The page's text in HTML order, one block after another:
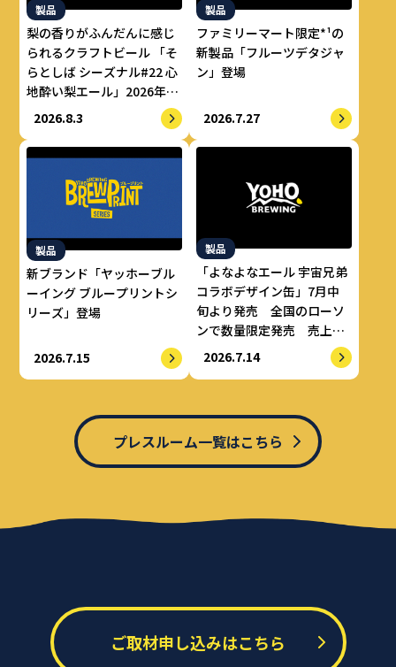
製品
梨の香りがふんだんに感じ
られるクラフトビール 「そ
らとしば シーズナル#22 心
地酔い梨エール」2026年8
月上旬より数量限定で提供
2026.8.3
製品
ファミリーマート限定*¹の
新製品「フルーツデタジャ
ン」登場
2026.7.27
製品
新ブランド「ヤッホーブル
ーイング ブループリントシ
リーズ」登場
2026.7.15
製品
「よなよなエール 宇宙兄弟
コラボデザイン缶」7月中
旬より発売 全国のローソ
ンで数量限定発売 売上の
一部をALS治療研究費とし
2026.7.14
プレスルーム一覧はこちら
ご取材申し込みはこちら